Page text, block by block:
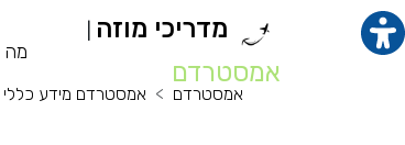
מדריכי מוזה
אמסטרדם
מה
אמסטרדם
אמסטרדם מידע כללי